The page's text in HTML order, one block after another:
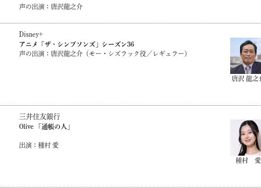
声の出演：唐沢龍之介
Disney+
アニメ「ザ・シンプソンズ」シーズン36
声の出演：唐沢龍之介（モー・シズラック役／レギュラー）
唐沢 龍之
三井住友銀行
Olive 「通帳の人」
出演：種村 愛
種村 愛